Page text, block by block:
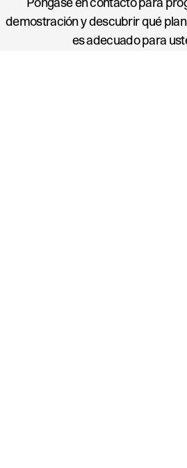
Póngase en contacto para
demostración y descubrir qué
es adecuado para